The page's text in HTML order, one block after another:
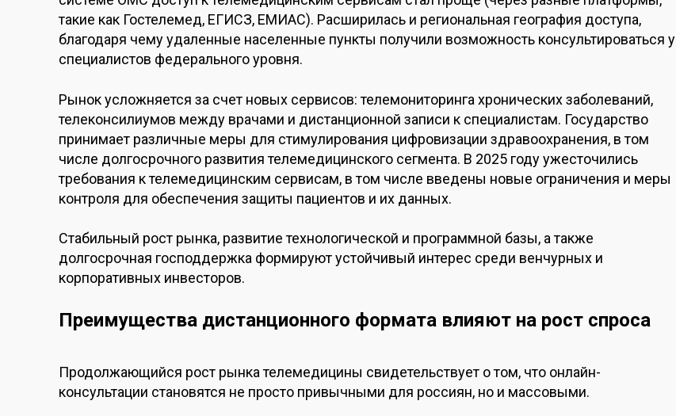
такие как Гостелемед, ЕГИСЗ, ЕМИАС). Расширилась и региональная география доступа,
благодаря чему удаленные населенные пункты получили возможность консультироваться у
специалистов федерального уровня.
Рынок усложняется за счет новых сервисов: телемониторинга хронических заболеваний,
телеконсилиумов между врачами и дистанционной записи к специалистам. Государство
принимает различные меры для стимулирования цифровизации здравоохранения, в том
числе долгосрочного развития телемедицинского сегмента. В 2025 году ужесточились
требования к телемедицинским сервисам, в том числе введены новые ограничения и меры
контроля для обеспечения защиты пациентов и их данных.
Стабильный рост рынка, развитие технологической и программной базы, а также
долгосрочная господдержка формируют устойчивый интерес среди венчурных и
корпоративных инвесторов.
Преимущества дистанционного формата влияют на рост спроса
Продолжающийся рост рынка телемедицины свидетельствует о том, что онлайн-
консультации становятся не просто привычными для россиян, но и массовыми.